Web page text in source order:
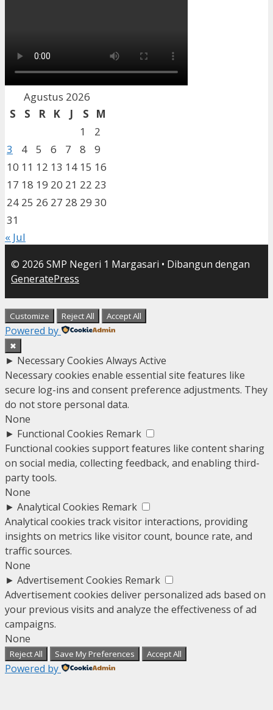
Agustus 2026
S
S R K J S
M
1
2
3
4 5 6 7 8
9
10 11 12 13 14 15 16
17 18 19 20 21 22 23
24 25 26 27 28 29 30
31
« Jul
© 2026 SMP Negeri 1 Margasari • Dibangun dengan
GeneratePress
Customize Reject All Accept All
Powered by
✖
► Necessary Cookies Always Active
Necessary cookies enable essential site features like
secure log-ins and consent preference adjustments. They
do not store personal data.
None
► Functional Cookies Remark
Functional cookies support features like content sharing
on social media, collecting feedback, and enabling third-
party tools.
None
► Analytical Cookies Remark
Analytical cookies track visitor interactions, providing
insights on metrics like visitor count, bounce rate, and
traffic sources.
None
► Advertisement Cookies Remark
Advertisement cookies deliver personalized ads based on
your previous visits and analyze the effectiveness of ad
campaigns.
None
Reject All Save My Preferences Accept All
Powered by